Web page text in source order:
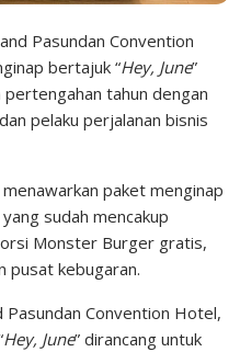
Pasundan Convention
bertajuk “Hey, June”
tahun dengan
pelaku perjalanan bisnis
paket menginap
sudah mencakup
Monster Burger gratis,
pusat kebugaran.
Pasundan Convention Hotel,
Hey, June” dirancang untuk